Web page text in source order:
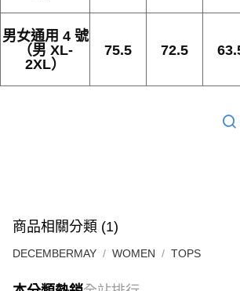
男女通用 4 號
（男 XL-
2XL）
75.5 72.5
商品相關分類 (1)
DECEMBERMAY WOMEN TOPS